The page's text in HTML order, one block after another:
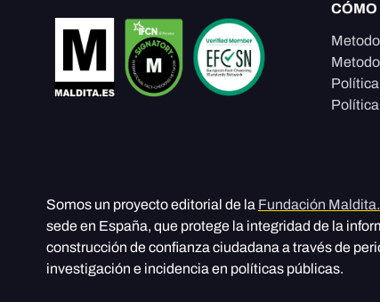
Somos un proyecto editorial de la Fundación
sede en España, que protege la integridad de la
construcción de confianza ciudadana a través de
investigación e incidencia en políticas públicas.